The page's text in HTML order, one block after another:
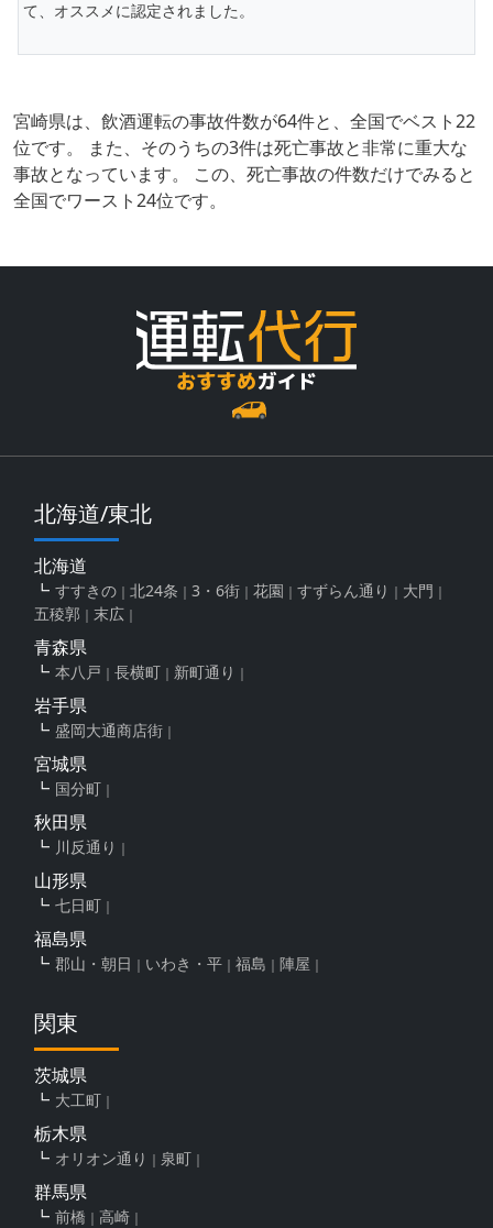
て、オススメに認定されました。
宮崎県は、飲酒運転の事故件数が64件と、全国でベスト22
位です。 また、そのうちの3件は死亡事故と非常に重大な
事故となっています。 この、死亡事故の件数だけでみると
全国でワースト24位です。
北海道/東北
北海道
すすきの 北24条 3・6街 花園 すずらん通り
大門
五稜郭
末広
青森県
本八戸 長横町 新町通り
岩手県
盛岡大通商店街
宮城県
国分町
秋田県
川反通り
山形県
七日町
福島県
郡山・朝日 いわき・平 福島 陣屋
関東
茨城県
大工町
栃木県
オリオン通り 泉町
群馬県
前橋 高崎